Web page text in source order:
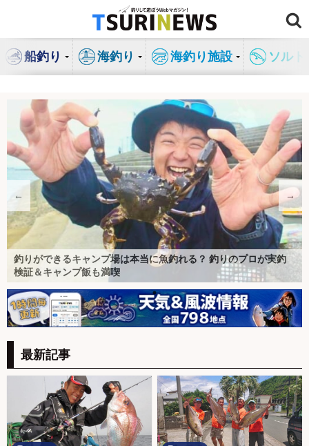
ン
ッ
船釣り 海釣り 海釣り施設 ソル
電動イカメタルは本当に釣れるのか？ 導入メリットを実釣レビ
ュー【響灘】
釣りができるキャンプ場は本当に魚釣れる？ 釣りのプロが実釣
検証＆キャンプ飯も満喫
船釣りの専門家が「転びにくくなるシャツ」を検証 風速10mの
中で1日船釣りをしてみた
釣り人の特権『イカの沖干し』は寝かせるともっとウマい？ 3種
の保存方法を徹底検証
【釣りの偏光サングラス】おすすめ30選を本気で比較｜コスパ最
強の一本と”後悔しない選び方”（2026年最新）
「ハードコア」シリーズのミノー縛りで良型ヒラスズキを連打
【長崎】ランガンでサラシを攻略！
「テクニカルなゲームでこそ威力発揮！」最新イカメタルロッド
でケンサキイカを攻略【福井】
船長直伝！スルメイカ数釣りを楽しむコツ 最適なタックルと電
動バッテリーがキモ？
NO FISHING, NO WORK 〜嘘みたいな本当の話〜
「釣りの頑固な汚れと臭い諦めてない？」遊漁船でアルカリ電解
水を使ってみたら衝撃の結果に
「釣果がアップする魔法のベルト？」 現役船長がフィッシング
ベルトを愛用する理由とは
【特集】渓流釣りを始めよう！！
釣り好き歓迎！特化型求人情報サービス
LINEで『TSURINEWS』の厳選記事が届く！「アカウントメディ
アプラットフォーム」に新規参画
船釣り情報
釣りカタログギフト
サカナについて、「知識」「魚食」「飼育」のおもしろ情報をお
届け！
← →
最新記事